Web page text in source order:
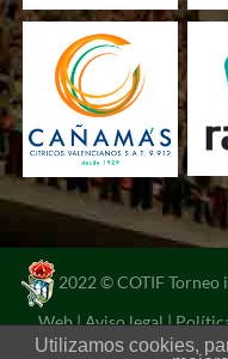
2022 © COTIF
Web|Aviso legal|
Utilizamos cookies,